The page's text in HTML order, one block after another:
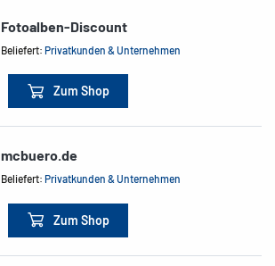
Fotoalben-Discount
Beliefert:Privatkunden & Unternehmen
Zum Shop
mcbuero.de
Beliefert:Privatkunden & Unternehmen
Zum Shop